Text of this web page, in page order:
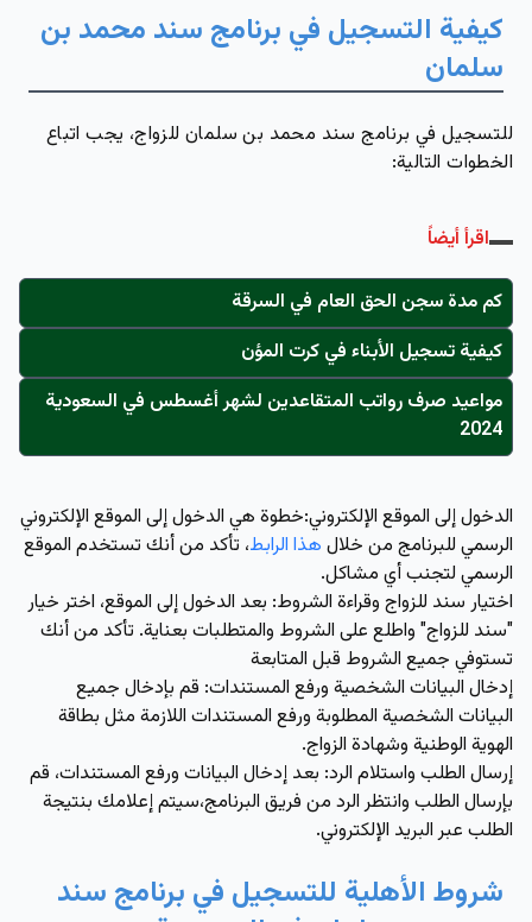
كيفية التسجيل في برنامج سند محمد بن
سلمان
للتسجيل في برنامج سند محمد بن سلمان للزواج، يجب اتباع
الخطوات التالية:
اقرأ أيضاً
كم مدة سجن الحق العام في السرقة
كيفية تسجيل الأبناء في كرت المؤن
مواعيد صرف رواتب المتقاعدين لشهر أغسطس في السعودية
2024
الدخول إلى الموقع الإلكتروني:خطوة هي الدخول إلى الموقع الإلكتروني
الرسمي للبرنامج من خلال هذا الرابط، تأكد من أنك تستخدم الموقع
الرسمي لتجنب أي مشاكل.
اختيار سند للزواج وقراءة الشروط: بعد الدخول إلى الموقع، اختر خيار
"سند للزواج" واطلع على الشروط والمتطلبات بعناية. تأكد من أنك
تستوفي جميع الشروط قبل المتابعة
إدخال البيانات الشخصية ورفع المستندات: قم بإدخال جميع
البيانات الشخصية المطلوبة ورفع المستندات اللازمة مثل بطاقة
الهوية الوطنية وشهادة الزواج.
إرسال الطلب واستلام الرد: بعد إدخال البيانات ورفع المستندات، قم
بإرسال الطلب وانتظر الرد من فريق البرنامج،سيتم إعلامك بنتيجة
الطلب عبر البريد الإلكتروني.
شروط الأهلية للتسجيل في برنامج سند